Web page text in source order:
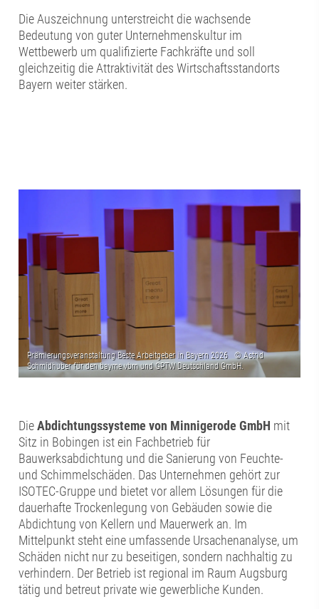
Die Auszeichnung unterstreicht die wachsende
Bedeutung von guter Unternehmenskultur im
Wettbewerb um qualifizierte Fachkräfte und soll
gleichzeitig die Attraktivität des Wirtschaftsstandorts
Bayern weiter stärken.
DieAbdichtungssysteme von Minnigerode GmbH mit
Sitz in Bobingen ist ein Fachbetrieb für
Bauwerksabdichtung und die Sanierung von Feuchte-
und Schimmelschäden. Das Unternehmen gehört zur
ISOTEC-Gruppe und bietet vor allem Lösungen für die
dauerhafte Trockenlegung von Gebäuden sowie die
Abdichtung von Kellern und Mauerwerk an. Im
Mittelpunkt steht eine umfassende Ursachenanalyse, um
Schäden nicht nur zu beseitigen, sondern nachhaltig zu
verhindern. Der Betrieb ist regional im Raum Augsburg
tätig und betreut private wie gewerbliche Kunden.